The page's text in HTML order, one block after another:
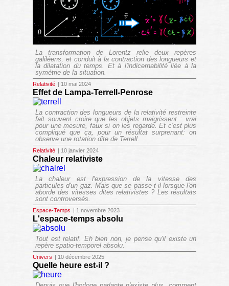
La transformation de Lorentz relie deux repères
galiléens, et conduit à la contraction des longueurs et
la dilatation du temps. Et à l'indicernabilité liée à la
symétrie de la situation.
Relativité | 10 mai 2024
Effet de Lampa-Terrell-Penrose
La contraction des longueurs de la relativité restreinte
fait souvent croire que les objets maigrissent : vrai
pour une mesure, faux si on les regarde. Et c'est plus
compliqué que ça, pour un résultat surprenant: on
observe une rotation dite de Terrell.
Relativité | 10 janvier 2024
Chaleur relativiste
La chaleur est l'expression de la vitesse des
particules d'un gaz. Mais que se passe-t-il lorsque l'on
aborde des vitesses dites relativistes ? Les résultats
sont controversés.
Espace-Temps | 1 novembre 2023
L'espace-temps absolu
Tout est relatif. Eh bien non, je pense qu'il existe un
repère spatio-temporel absolu.
Univers | 10 décembre 2025
Quelle heure est-il ?